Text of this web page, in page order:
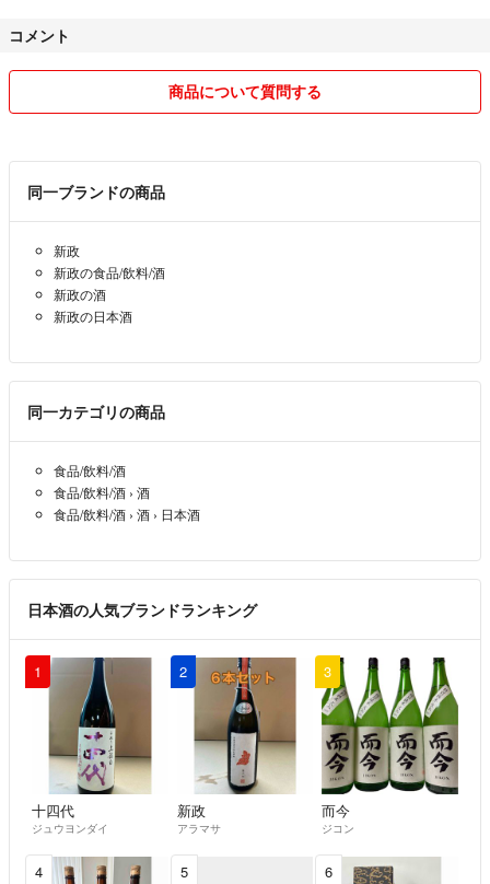
コメント
商品について質問する
同一ブランドの商品
新政
新政の食品/飲料/酒
新政の酒
新政の日本酒
同一カテゴリの商品
食品/飲料/酒
食品/飲料/酒 › 酒
食品/飲料/酒 › 酒 › 日本酒
日本酒の人気ブランドランキング
1
十四代
ジュウヨンダイ
2
新政
アラマサ
3
而今
ジコン
4 5 6